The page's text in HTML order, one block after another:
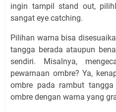
ingin tampil stand out,
sangat eye catching.
Pilihan warna bisa
tangga berada ataupun
sendiri. Misalnya,
pewarnaan ombre? Ya,
ombre pada rambut
ombre dengan warna yang